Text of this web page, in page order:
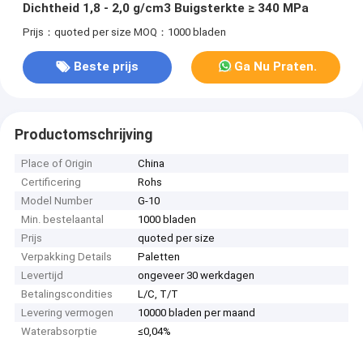
Dichtheid 1,8 - 2,0 g/cm3 Buigsterkte ≥ 340 MPa
Prijs：quoted per size MOQ：1000 bladen
Beste prijs Ga Nu Praten.
Productomschrijving
Place of Origin
China
Certificering
Rohs
Model Number
G-10
Min. bestelaantal
1000 bladen
Prijs
quoted per size
Verpakking Details
Paletten
Levertijd
ongeveer 30 werkdagen
Betalingscondities
L/C, T/T
Levering vermogen
10000 bladen per maand
Waterabsorptie
≤0,04%